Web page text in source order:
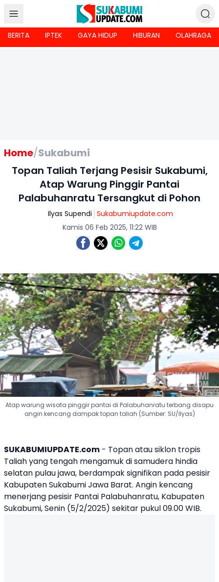
BERITA IPTEK GAYA HIDUP HIBURAN OLAHRAGA
Home/Sukabumi
Topan Taliah Terjang Pesisir Sukabumi,
Atap Warung Pinggir Pantai
Palabuhanratu Tersangkut di Pohon
Ilyas Supendi Sukabumiupdate.com
Kamis 06 Feb 2025, 11:22 WIB
Atap warung wisata pinggir pantai di Palabuhanratu terbang disapu
angin kencang dampak topan taliah (Sumber: SU/Ilyas)
SUKABUMIUPDATE.com - Topan atau siklon tropis
Taliah yang tengah mengamuk di samudera hindia
selatan pulau jawa, berdampak signifikan pada pesisir
Kabupaten Sukabumi Jawa Barat. Angin kencang
menerjang pesisir Pantai Palabuhanratu, Kabupaten
Sukabumi, Senin (5/2/2025) sekitar pukul 09.00 WIB.